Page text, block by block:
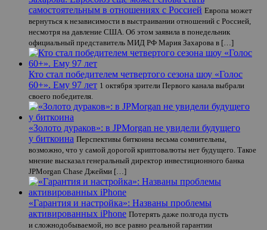
самостоятельным в отношениях с Россией Европа может
вернуться к независимости в выстраивании отношений с Россией,
несмотря на давление США. Об этом заявила в понедельник
официальный представитель МИД РФ Мария Захарова в […]
Кто стал победителем четвертого сезона шоу «Голос
60+». Ему 97 лет 1 октября зрители Первого канала выбрали
своего победителя.
«Золото дураков»: в JPMorgan не увидели будущего
у биткоина Перспективы биткоина весьма сомнительны,
возможно, что у самой дорогой криптовалюты нет будущего. Такое
мнение высказал генеральный директор инвестиционного банка
JPMorgan Chase Джейми […]
«Гарантия и настройка»: Названы проблемы
активированных iPhone Потерять даже полгода пусть
и сложнодобываемой, но все равно реальной гарантии